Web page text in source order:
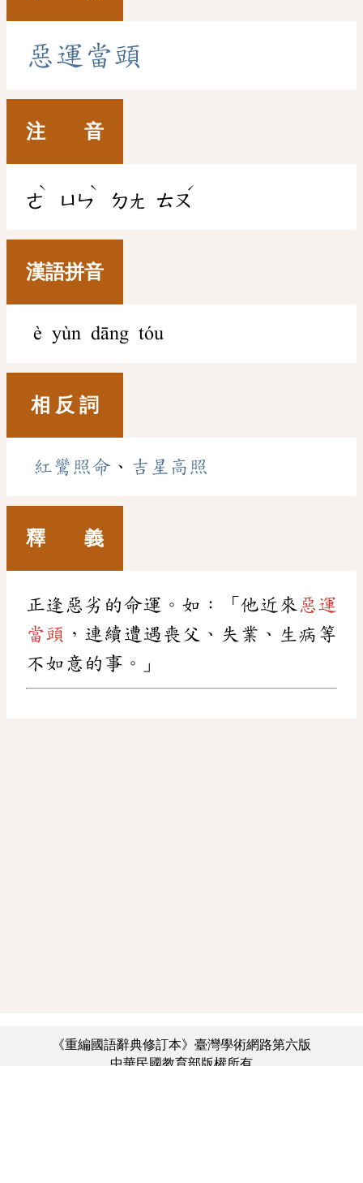
惡運 當頭
注 音
ㄜ
ˋ
ㄩㄣ
ˋ
ㄉㄤ ㄊㄡ
ˊ
漢語拼音
è yùn dāng tóu
相 反 詞
紅鸞照命 、 吉星高照
釋 義
正逢惡劣的命運。如：「他近來惡運
當頭 ，連續遭遇喪父、失業、生病等
不如意的事。」
《重編國語辭典修訂本》臺灣學術網路第六版
中華民國教育部版權所有